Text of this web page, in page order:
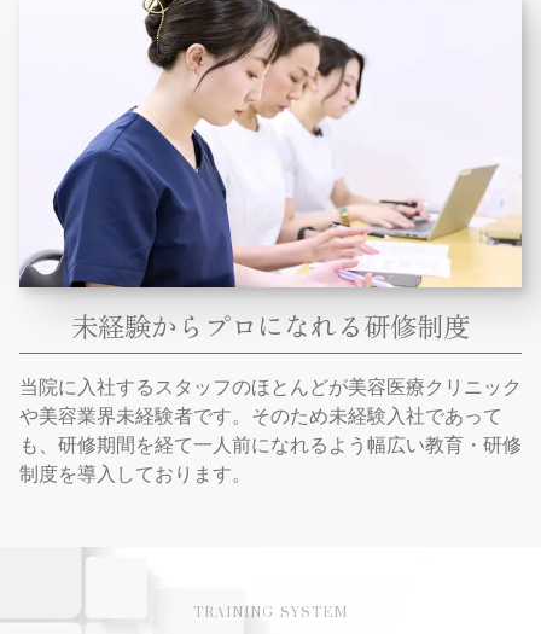
未経験からプロになれる研修制度
当院に入社するスタッフのほとんどが美容医療クリニック
や美容業界未経験者です。そのため未経験入社であって
も、研修期間を経て一人前になれるよう幅広い教育・研修
制度を導入しております。
TRAINING SYSTEM